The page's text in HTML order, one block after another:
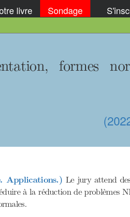
livre Sondage
formes
Applications.) Le jury attend
à la réduction de problèmes